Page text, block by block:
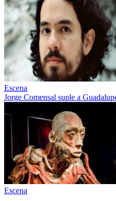
Escena
Jorge Comensal suple a
Escena